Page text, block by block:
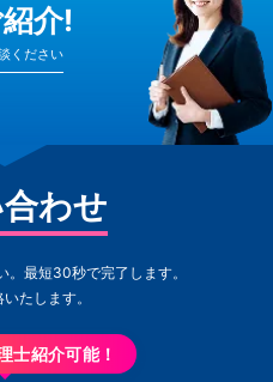
介!
ください
わせ
最短30秒で完了します。
たします。
士紹介可能！